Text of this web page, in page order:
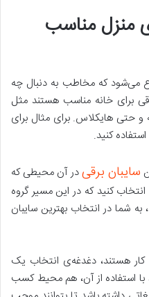
منزل مناسب
می‌شود که مخاطب به دنبال چه
برای خانه مناسب هستند مثل
و حتی هایکلاس. برای مثال برای
کنید.
سایبان برقیدر آن محیطی که
انتخاب کنید که در این مسیر گروه
شما در انتخاب بهترین سایبان
هستند، دغدغه‌ی انتخاب یک
با استفاده از آن، هم محیط کسب